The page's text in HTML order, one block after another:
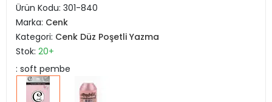
Ürün Kodu: 301-840
Marka: Cenk
Kategori: Cenk Düz Poşetli Yazma
Stok: 20+
: soft pembe